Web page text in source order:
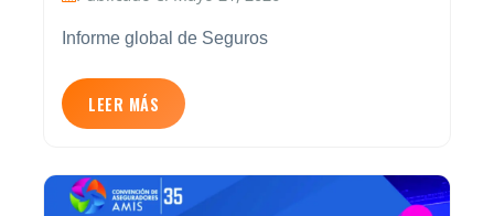
Informe global de Seguros
LEER MÁS